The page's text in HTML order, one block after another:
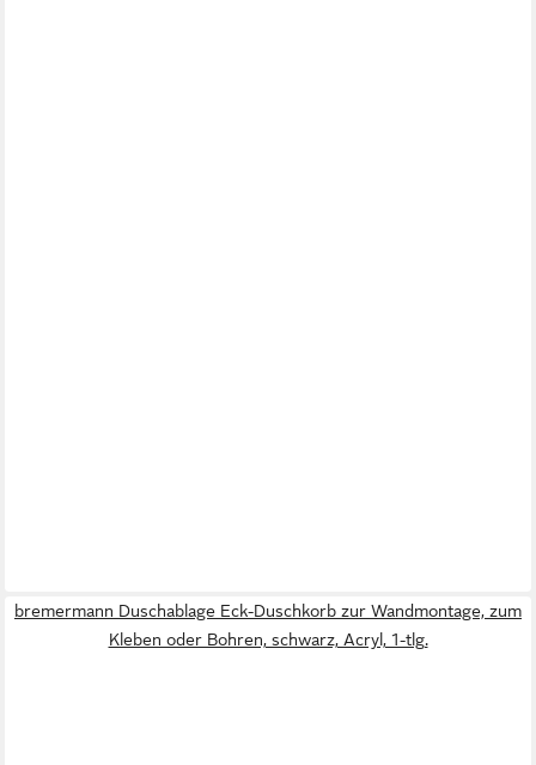
bremermann Duschablage Eck-Duschkorb zur Wandmontage, zum
Kleben oder Bohren, schwarz, Acryl, 1-tlg.